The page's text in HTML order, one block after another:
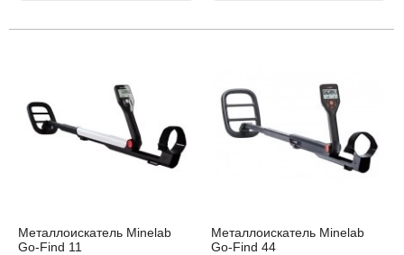
Металлоискатель Minelab
Go-Find 11
Металлоискатель Minelab
Go-Find 44